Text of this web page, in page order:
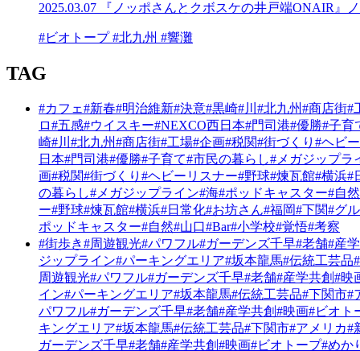
2025.03.07 『ノッポさんとクボスケの井戸端ONAIR』
#ビオトープ #北九州 #響灘
TAG
#カフェ#新春#明治維新#決意#黒崎#川 #北九州#商店街#
ロ#五感#ウイスキー#NEXCO西日本#門司港#優勝#子育
崎#川 #北九州#商店街#工場#企画#税関#街づくり #ヘビ
日本#門司港#優勝#子育て#市民の暮らし#メガジップラ
画#税関#街づくり #ヘビーリスナー#野球#煉瓦館#横浜#
の暮らし#メガジップライン#海#ポッドキャスター#自然
ー#野球#煉瓦館#横浜#日常化#お坊さん#福岡#下関#グ
ポッドキャスター#自然#山口#Bar#小学校#覚悟#考察
#街歩き#周遊観光#パワフル#ガーデンズ千早#老舗#産
ジップライン#パーキングエリア#坂本龍馬#伝統工芸品
周遊観光#パワフル#ガーデンズ千早#老舗#産学共創#映
イン#パーキングエリア#坂本龍馬#伝統工芸品#下関市#
パワフル#ガーデンズ千早#老舗#産学共創#映画#ビオト
キングエリア#坂本龍馬#伝統工芸品#下関市#アメリカ#
ガーデンズ千早#老舗#産学共創#映画#ビオトープ#めか